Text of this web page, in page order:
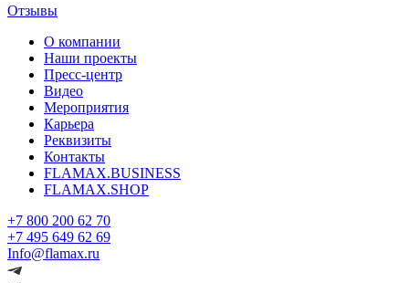
Отзывы
О компании
Наши проекты
Пресс-центр
Видео
Мероприятия
Карьера
Реквизиты
Контакты
FLAMAX.BUSINESS
FLAMAX.SHOP
+7 800 200 62 70
+7 495 649 62 69
Info@flamax.ru